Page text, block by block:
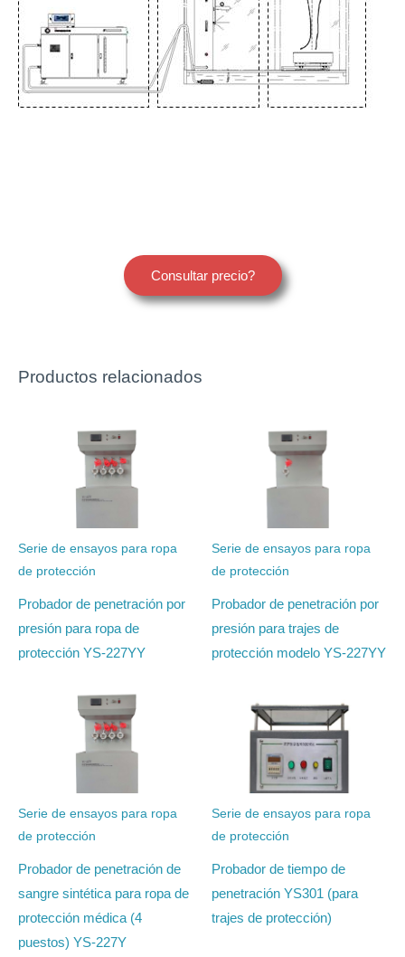
Consultar precio?
Productos relacionados
Serie de ensayos para ropa
de protección
Probador de penetración por
presión para ropa de
protección YS-227YY
Serie de ensayos para ropa
de protección
Probador de penetración por
presión para trajes de
protección modelo YS-227YY
Serie de ensayos para ropa
de protección
Probador de penetración de
sangre sintética para ropa de
protección médica (4
puestos) YS-227Y
Serie de ensayos para ropa
de protección
Probador de tiempo de
penetración YS301 (para
trajes de protección)